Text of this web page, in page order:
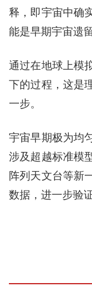
释，即宇宙中确
能是早期宇宙遗
通过在地球上模
下的过程，这是
一步。
宇宙早期极为均
涉及超越标准模
阵列天文台等新
数据，进一步验